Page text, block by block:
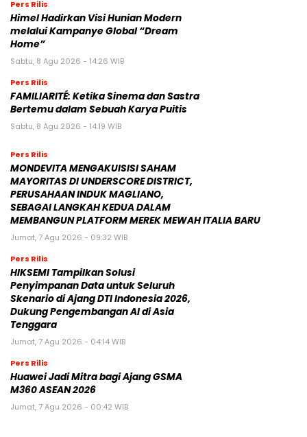
Pers Rilis
Himel Hadirkan Visi Hunian Modern
melalui Kampanye Global “Dream
Home”
Sabtu, 8 Agu 2026 - 14:26 WIB
Pers Rilis
FAMILIARITÉ: Ketika Sinema dan Sastra
Bertemu dalam Sebuah Karya Puitis
Sabtu, 8 Agu 2026 - 14:19 WIB
Pers Rilis
MONDEVITA MENGAKUISISI SAHAM
MAYORITAS DI UNDERSCORE DISTRICT,
PERUSAHAAN INDUK MAGLIANO,
SEBAGAI LANGKAH KEDUA DALAM
MEMBANGUN PLATFORM MEREK MEWAH ITALIA BARU
Jumat, 7 Agu 2026 - 09:32 WIB
Pers Rilis
HIKSEMI Tampilkan Solusi
Penyimpanan Data untuk Seluruh
Skenario di Ajang DTI Indonesia 2026,
Dukung Pengembangan AI di Asia
Tenggara
Jumat, 7 Agu 2026 - 04:14 WIB
Pers Rilis
Huawei Jadi Mitra bagi Ajang GSMA
M360 ASEAN 2026
Jumat, 7 Agu 2026 - 00:42 WIB